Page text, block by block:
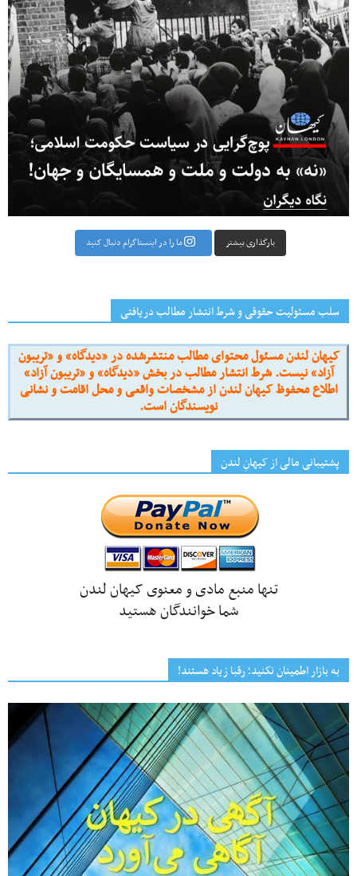
بارگذاری بیشتر ما را در اینستاگرام دنبال کنید
سلب مسئولیت حقوقی و شرط انتشار مطالب دریافتی
کیهان لندن مسئول محتوای مطالب منتشرشده در «دیدگاه» و «تریبون
آزاد» نیست. شرط انتشار مطالب در بخش «دیدگاه» و «تریبون آزاد»
اطلاع محفوظ کیهان لندن از مشخصات واقعی و محل اقامت و نشانی
نویسندگان است.
پشتیبانی مالی از کیهانِ لندن
تنها منبع مادی و معنوی کیهان لندن
شما خوانندگان هستید
به بازار اطمینان نکنید؛ رقبا زیاد هستند!